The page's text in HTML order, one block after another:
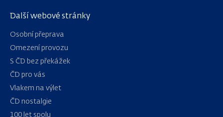
Další webové stránky
Osobní přeprava
Omezení provozu
S ČD bez překážek
ČD pro vás
Vlakem na výlet
ČD nostalgie
100 let spolu